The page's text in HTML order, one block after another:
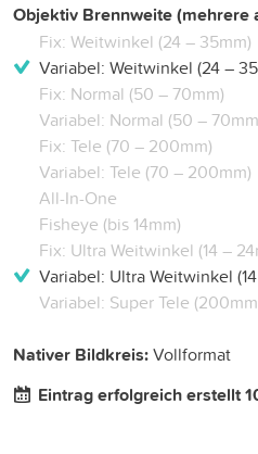
Objektiv Brennweite (mehrere
Fix: Weitwinkel (24 – 35mm)
Variabel: Weitwinkel (24 –
Fix: Normal (50 – 70mm)
Variabel: Normal (50 –
Fix: Tele (70 – 200mm)
Variabel: Tele (70 – 200mm)
All-In-One
Fisheye (bis 14mm)
Fix: Ultra Weitwinkel (14 –
Variabel: Ultra Weitwinkel
Variabel: Super Tele
Nativer Bildkreis:Vollformat
Eintrag erfolgreich erstellt